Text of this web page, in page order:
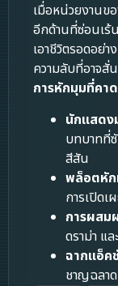
เมื่อหน่วยงานข
อีกด้านที่ซ่อนเร้
เอาชีวิตรอดอย่
ความลับที่อาจสั่
การหักมุมที่คา
นักแสดง
บทบาทที่
สีสัน
พล็อตหั
การเปิด
การผสม
ดราม่า และ
ฉากแอ็ค
ชาญฉลา